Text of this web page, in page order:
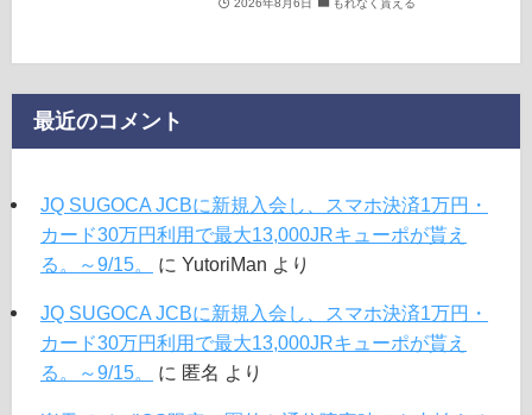
最近のコメント
JQ SUGOCA JCBに新規入会し、スマホ決済1万円・
カード30万円利用で最大13,000JRキューポが貰え
る。～9/15。
に YutoriMan より
JQ SUGOCA JCBに新規入会し、スマホ決済1万円・
カード30万円利用で最大13,000JRキューポが貰え
る。～9/15。
に 匿名 より